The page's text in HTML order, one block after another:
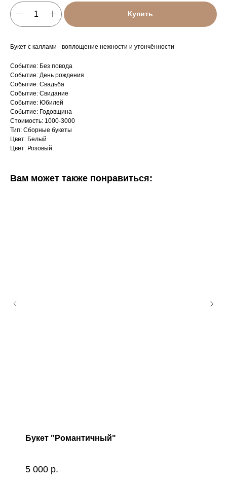
Купить
Букет с каллами - воплощение нежности и утончённости
Событие: Без повода
Событие: День рождения
Событие: Свадьба
Событие: Свидание
Событие: Юбилей
Событие: Годовщина
Стоимость: 1000-3000
Тип: Сборные букеты
Цвет: Белый
Цвет: Розовый
Вам может также понравиться:
Букет "Романтичный"
5 000 р.